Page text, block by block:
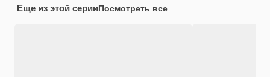
Еще из этой серииПосмотреть все